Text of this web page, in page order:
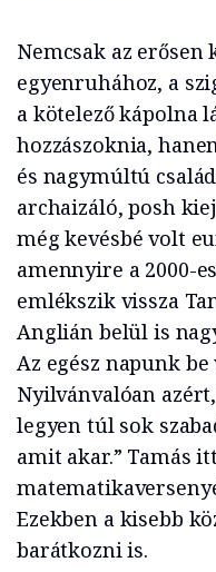
Nemcsak az
egyenruhához, a
a kötelező kápolna
hozzászoknia,
és nagymúltú
archaizáló, posh
még kevésbé volt
amennyire a 2000-
emlékszik vissza
Anglián belül is
Az egész napunk
Nyilvánvalóan
legyen túl sok
amit akar.” Tamás
Ezekben a kisebb
barátkozni is.